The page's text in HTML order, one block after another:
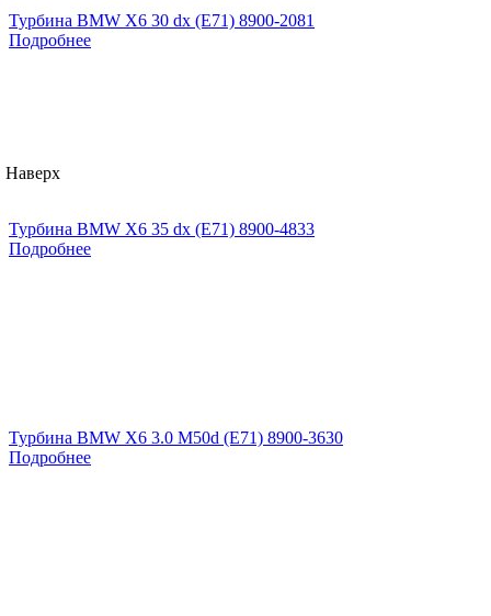
Турбина BMW X6 30 dx (E71) 8900-2081
Подробнее
Турбина BMW X6 35 dx (E71) 8900-4833
Подробнее
Турбина BMW X6 3.0 M50d (E71) 8900-3630
Подробнее
Наверх